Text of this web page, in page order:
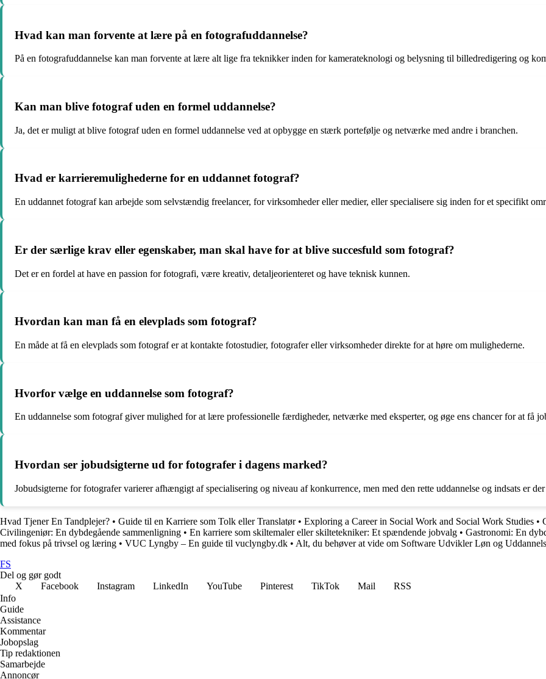
Hvad kan man forvente at lære på en fotografuddannelse?
På en fotografuddannelse kan man forvente at lære alt lige fra teknikker inden for kamerateknologi og belysning til billedredigering og
Kan man blive fotograf uden en formel uddannelse?
Ja, det er muligt at blive fotograf uden en formel uddannelse ved at opbygge en stærk portefølje og netværke med andre i branchen.
Hvad er karrieremulighederne for en uddannet fotograf?
En uddannet fotograf kan arbejde som selvstændig freelancer, for virksomheder eller medier, eller specialisere sig inden for et specifikt
Er der særlige krav eller egenskaber, man skal have for at blive succesfuld som fotograf?
Det er en fordel at have en passion for fotografi, være kreativ, detaljeorienteret og have teknisk kunnen.
Hvordan kan man få en elevplads som fotograf?
En måde at få en elevplads som fotograf er at kontakte fotostudier, fotografer eller virksomheder direkte for at høre om mulighederne.
Hvorfor vælge en uddannelse som fotograf?
En uddannelse som fotograf giver mulighed for at lære professionelle færdigheder, netværke med eksperter, og øge ens chancer for at få
Hvordan ser jobudsigterne ud for fotografer i dagens marked?
Jobudsigterne for fotografer varierer afhængigt af specialisering og niveau af konkurrence, men med den rette uddannelse og indsats er
Hvad Tjener En Tandplejer? • Guide til en Karriere som Tolk eller Translatør• Exploring a Career in Social Work and Social Work Studies •
Civilingeniør: En dybdegående sammenligning • En karriere som skiltemaler eller skiltetekniker: Et spændende jobvalg • Gastronomi: En
med fokus på trivsel og læring • VUC Lyngby – En guide til vuclyngby.dk • Alt, du behøver at vide om Software Udvikler Løn og
FS
Del og gør godt
X
Facebook Instagram LinkedIn YouTube Pinterest TikTok Mail
RSS
Info
Guide
Assistance
Kommentar
Jobopslag
Tip redaktionen
Samarbejde
Annoncør